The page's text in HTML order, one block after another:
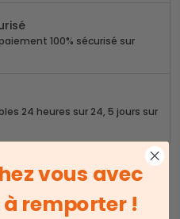
100% sécurisé sur
24 heures sur 24, 5 jours sur
de vie exceptionnel.
vous avec
à remporter !